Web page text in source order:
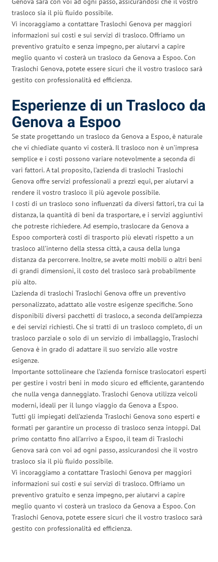
trasloco sia il più fluido possibile.
Vi incoraggiamo a contattare Traslochi Genova per maggiori
informazioni sui costi e sui servizi di trasloco. Offriamo un
preventivo gratuito e senza impegno, per aiutarvi a capire
meglio quanto vi costerà un trasloco da Genova a Espoo. Con
Traslochi Genova, potete essere sicuri che il vostro trasloco sarà
gestito con professionalità ed efficienza.
Esperienze di un Trasloco da
Genova a Espoo
Se state progettando un trasloco da Genova a Espoo, è naturale
che vi chiediate quanto vi costerà. Il trasloco non è un’impresa
semplice e i costi possono variare notevolmente a seconda di
vari fattori. A tal proposito, l’azienda di traslochi Traslochi
Genova offre servizi professionali a prezzi equi, per aiutarvi a
rendere il vostro trasloco il più agevole possibile.
I costi di un trasloco sono influenzati da diversi fattori, tra cui la
distanza, la quantità di beni da trasportare, e i servizi aggiuntivi
che potreste richiedere. Ad esempio, traslocare da Genova a
Espoo comporterà costi di trasporto più elevati rispetto a un
trasloco all’interno della stessa città, a causa della lunga
distanza da percorrere. Inoltre, se avete molti mobili o altri beni
di grandi dimensioni, il costo del trasloco sarà probabilmente
più alto.
L’azienda di traslochi Traslochi Genova offre un preventivo
personalizzato, adattato alle vostre esigenze specifiche. Sono
disponibili diversi pacchetti di trasloco, a seconda dell’ampiezza
e dei servizi richiesti. Che si tratti di un trasloco completo, di un
trasloco parziale o solo di un servizio di imballaggio, Traslochi
Genova è in grado di adattare il suo servizio alle vostre
esigenze.
Importante sottolineare che l’azienda fornisce traslocatori esperti
per gestire i vostri beni in modo sicuro ed efficiente, garantendo
che nulla venga danneggiato. Traslochi Genova utilizza veicoli
moderni, ideali per il lungo viaggio da Genova a Espoo.
Tutti gli impiegati dell’azienda Traslochi Genova sono esperti e
formati per garantire un processo di trasloco senza intoppi. Dal
primo contatto fino all’arrivo a Espoo, il team di Traslochi
Genova sarà con voi ad ogni passo, assicurandosi che il vostro
trasloco sia il più fluido possibile.
Vi incoraggiamo a contattare Traslochi Genova per maggiori
informazioni sui costi e sui servizi di trasloco. Offriamo un
preventivo gratuito e senza impegno, per aiutarvi a capire
meglio quanto vi costerà un trasloco da Genova a Espoo. Con
Traslochi Genova, potete essere sicuri che il vostro trasloco sarà
gestito con professionalità ed efficienza.